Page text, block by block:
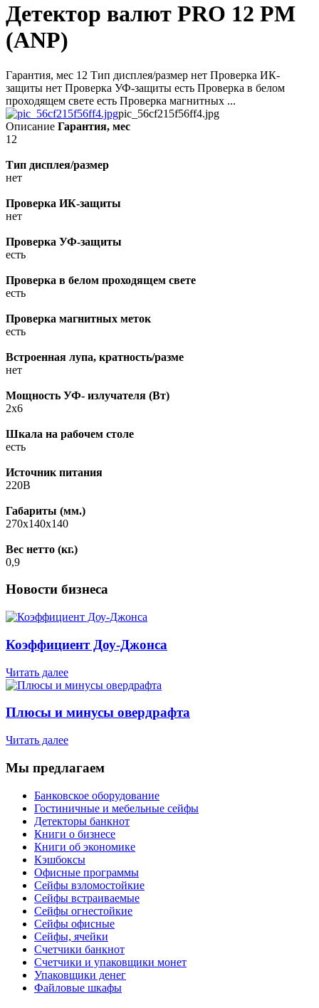
Детектор валют PRO 12 PM
(ANP)
Гарантия, мес 12 Тип дисплея/размер нет Проверка ИК-
защиты нет Проверка УФ-защиты есть Проверка в белом
проходящем свете есть Проверка магнитных ...
pic_56cf215f56ff4.jpg
Описание Гарантия, мес
12
Тип дисплея/размер
нет
Проверка ИК-защиты
нет
Проверка УФ-защиты
есть
Проверка в белом проходящем свете
есть
Проверка магнитных меток
есть
Встроенная лупа, кратность/разме
нет
Мощность УФ- излучателя (Вт)
2х6
Шкала на рабочем столе
есть
Источник питания
220В
Габариты (мм.)
270x140x140
Вес нетто (кг.)
0,9
Новости бизнеса
Коэффициент Доу-Джонса
Читать далее
Плюсы и минусы овердрафта
Читать далее
Мы предлагаем
Банковское оборудование
Гостиничные и мебельные сейфы
Детекторы банкнот
Книги о бизнесе
Книги об экономике
Кэшбоксы
Офисные программы
Сейфы взломостойкие
Сейфы встраиваемые
Сейфы огнестойкие
Сейфы офисные
Сейфы, ячейки
Счетчики банкнот
Счетчики и упаковщики монет
Упаковщики денег
Файловые шкафы